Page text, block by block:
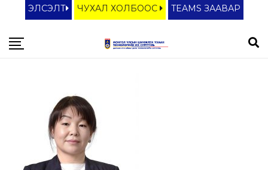
ЭЛСЭЛТ ЧУХАЛ ХОЛБООС TEAMS ЗААВАР